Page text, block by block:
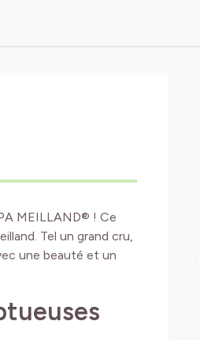
MEILLAND® ! Ce
Tel un grand cru,
une beauté et un